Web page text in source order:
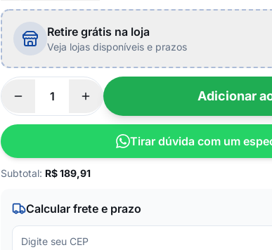
Retire grátis na loja
Veja lojas disponíveis e prazos
Adicionar
Tirar dúvida com um
Subtotal: R$189,91
Calcular frete e prazo